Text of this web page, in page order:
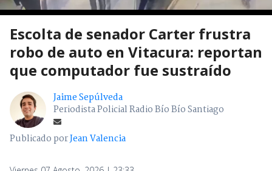
Escolta de senador Carter frustra
robo de auto en Vitacura: reportan
que computador fue sustraído
Jaime Sepúlveda
Periodista Policial Radio Bío Bío Santiago
Publicado porJean Valencia